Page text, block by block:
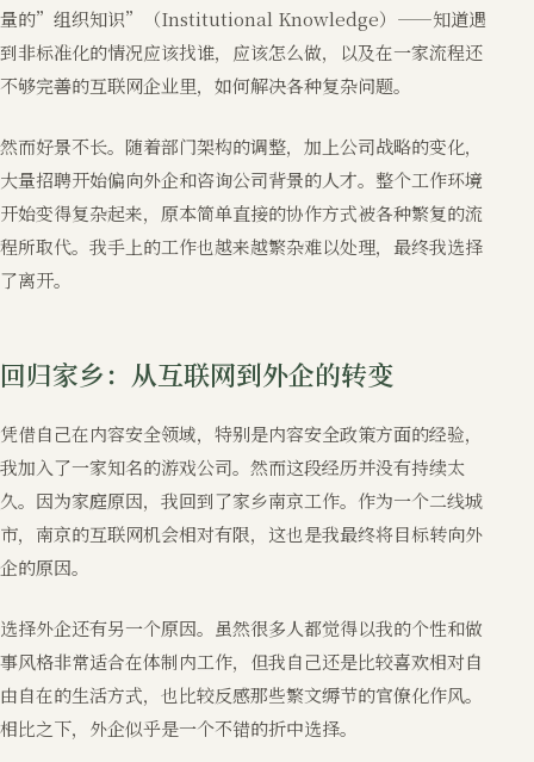
量的”组织知识”（Institutional Knowledge）——知道遇
到非标准化的情况应该找谁，应该怎么做，以及在一家流程还
不够完善的互联网企业里，如何解决各种复杂问题。
然而好景不长。随着部门架构的调整，加上公司战略的变化，
大量招聘开始偏向外企和咨询公司背景的人才。整个工作环境
开始变得复杂起来，原本简单直接的协作方式被各种繁复的流
程所取代。我手上的工作也越来越繁杂难以处理，最终我选择
了离开。
回归家乡：从互联网到外企的转变
凭借自己在内容安全领域，特别是内容安全政策方面的经验，
我加入了一家知名的游戏公司。然而这段经历并没有持续太
久。因为家庭原因，我回到了家乡南京工作。作为一个二线城
市，南京的互联网机会相对有限，这也是我最终将目标转向外
企的原因。
选择外企还有另一个原因。虽然很多人都觉得以我的个性和做
事风格非常适合在体制内工作，但我自己还是比较喜欢相对自
由自在的生活方式，也比较反感那些繁文缛节的官僚化作风。
相比之下，外企似乎是一个不错的折中选择。